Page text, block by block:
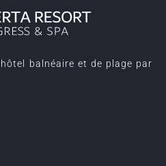
balnéaire et de plage par